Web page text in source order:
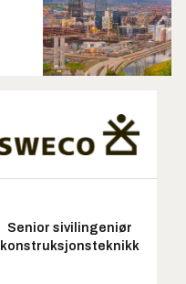
Senior sivilingeniør
konstruksjonsteknikk